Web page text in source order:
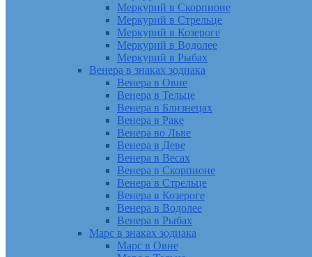
Меркурий в Скорпионе
Меркурий в Стрельце
Меркурий в Козероге
Меркурий в Водолее
Меркурий в Рыбах
Венера в знаках зодиака
Венера в Овне
Венера в Тельце
Венера в Близнецах
Венера в Раке
Венера во Льве
Венера в Деве
Венера в Весах
Венера в Скорпионе
Венера в Стрельце
Венера в Козероге
Венера в Водолее
Венера в Рыбах
Марс в знаках зодиака
Марс в Овне